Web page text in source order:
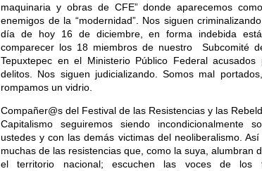
maquinaria y obras de CFE” donde aparecemos
enemigos de la “modernidad”. Nos siguen
día de hoy 16 de diciembre, en forma indebida
comparecer los 18 miembros de nuestro Subcomité
Tepuxtepec en el Ministerio Público Federal acusados
delitos. Nos siguen judicializando. Somos mal
rompamos un vidrio.
Compañer@s del Festival de las Resistencias y las
Capitalismo seguiremos siendo incondicionalmente
ustedes y con las demás victimas del neoliberalismo. Así
muchas de las resistencias que, como la suya, alumbran
el territorio nacional; escuchen las voces de los